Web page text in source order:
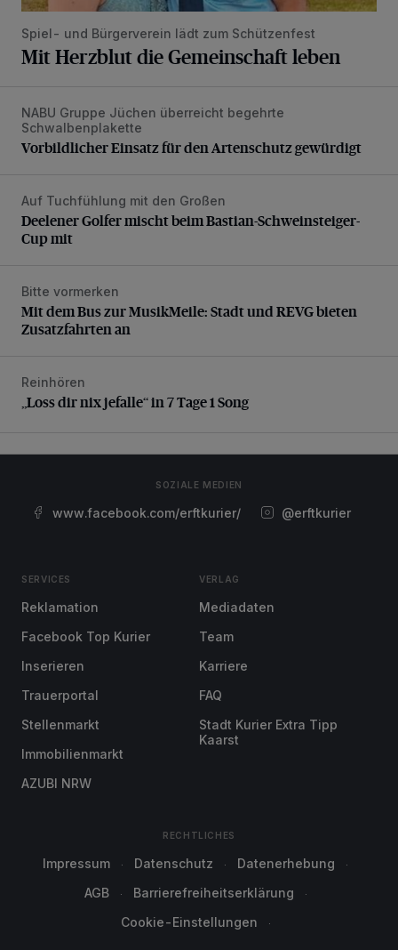
Spiel- und Bürgerverein lädt zum Schützenfest
Mit Herzblut die Gemeinschaft leben
Vorbildlicher Einsatz für den Artenschutz gewürdigt
NABU Gruppe Jüchen überreicht begehrte
Schwalbenplakette
Vorbildlicher Einsatz für den Artenschutz gewürdigt
Deelener Golfer mischt beim Bastian-Schweinsteiger-
Auf Tuchfühlung mit den Großen
Deelener Golfer mischt beim Bastian-Schweinsteiger-
Cup mit
Mit dem Bus zur MusikMeile: Stadt und REVG bieten
Bitte vormerken
Mit dem Bus zur MusikMeile: Stadt und REVG bieten
Zusatzfahrten an
„Loss dir nix jefalle“ in 7 Tage 1 Song
Reinhören
„Loss dir nix jefalle“ in 7 Tage 1 Song
SOZIALE MEDIEN
www.facebook.com/erftkurier/ @erftkurier
SERVICES
Reklamation
Facebook Top Kurier
Inserieren
Trauerportal
Stellenmarkt
Immobilienmarkt
AZUBI NRW
VERLAG
Mediadaten
Team
Karriere
FAQ
Stadt Kurier Extra Tipp
Kaarst
RECHTLICHES
Impressum Datenschutz
Datenerhebung
AGB
Barrierefreiheitserklärung
Cookie-Einstellungen